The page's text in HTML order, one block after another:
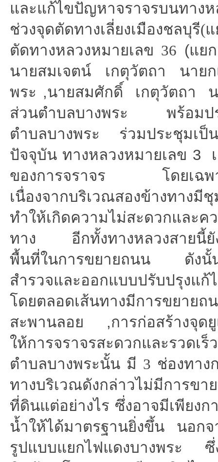
และแก้ไขปัญหาจราจรบนทา
ช่วงจุดตัดทางเลี่ยงเมืองชลบุรี(
ตัดทางหลวงหมายเลข 36 (แย
นายสมเจตน์ เกตุวัตถา นายก
พระ ,นายสมศักดิ์ เกตุวัตถา น
ส่วนตำบลบางพระ พร้อมปร
ตำบลบางพระ ร่วมประชุมเ
ปัจจุบัน ทางหลวงหมายเลข 3
ของการจราจร โดยเฉพาะ
เนื่องจากบริเวณสองข้างทางมี
ทำให้เกิดความไม่สะดวกและค
ทาง อีกทั้งทางหลวงสายนี้ยั
พื้นที่ในการขยายถนน ดังนั้น
สำรวจและออกแบบปรับปรุงแ
โดยตลอดเส้นทางมีการขยายถ
สะพานลอย ,การก่อสร้างจุ
ให้การจราจรสะดวกและรวดเ
ตำบลบางพระนั้น มี 3 ช่องทาง
ทางบริเวณดังกล่าวไม่มีการขา
ที่ดินแต่อย่างไร ซึ่งอาจมีเพียงก
น้ำให้ได้มาตรฐานยิ่งขึ้น นอก
รูปแบบแยกไฟแดงบางพระ ซึ่